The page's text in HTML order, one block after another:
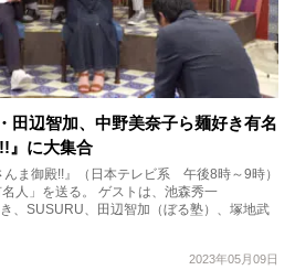
田辺智加、中野美奈子ら麺好き有名
』に大集合
ま御殿!!』（日本テレビ系 午後8時～9時）
人」を送る。 ゲストは、池森秀一
、SUSURU、田辺智加（ぼる塾）、塚地武
2023年05月09日